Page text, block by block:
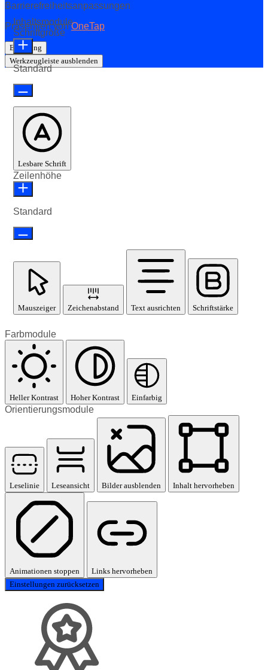
Barrierefreiheitsanpassungen
Präsentiert vonOneTap
Erklärung
Werkzeugleiste ausblenden
Inhaltsmodule
Schriftgröße
Standard
Lesbare Schrift
Zeilenhöhe
Standard
Mauszeiger Zeichenabstand Text ausrichten Schriftstärke
Farbmodule
Heller Kontrast Hoher Kontrast Einfarbig
Orientierungsmodule
Leselinie Leseansicht Bilder ausblenden Inhalt hervorheben
Animationen stoppen
Links hervorheben
Einstellungen zurücksetzen